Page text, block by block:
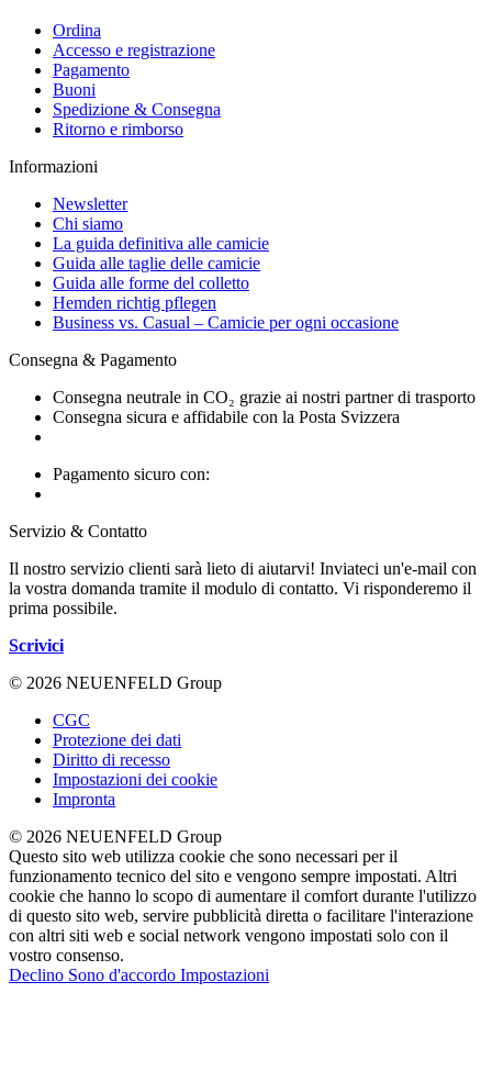
Ordina
Accesso e registrazione
Pagamento
Buoni
Spedizione & Consegna
Ritorno e rimborso
Informazioni
Newsletter
Chi siamo
La guida definitiva alle camicie
Guida alle taglie delle camicie
Guida alle forme del colletto
Hemden richtig pflegen
Business vs. Casual – Camicie per ogni occasione
Consegna & Pagamento
Consegna neutrale in CO₂ grazie ai nostri partner di trasporto
Consegna sicura e affidabile con la Posta Svizzera
Pagamento sicuro con:
Servizio & Contatto
Il nostro servizio clienti sarà lieto di aiutarvi! Inviateci un'e-mail con
la vostra domanda tramite il modulo di contatto. Vi risponderemo il
prima possibile.
Scrivici
© 2026 NEUENFELD Group
CGC
Protezione dei dati
Diritto di recesso
Impostazioni dei cookie
Impronta
© 2026 NEUENFELD Group
Questo sito web utilizza cookie che sono necessari per il
funzionamento tecnico del sito e vengono sempre impostati. Altri
cookie che hanno lo scopo di aumentare il comfort durante l'utilizzo
di questo sito web, servire pubblicità diretta o facilitare l'interazione
con altri siti web e social network vengono impostati solo con il
vostro consenso.
Declino Sono d'accordo Impostazioni